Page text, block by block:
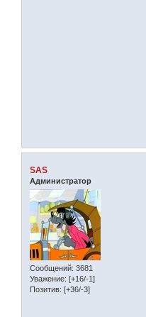
SAS
Администратор
Сообщений: 3681
Уважение: [+16/-1]
Позитив: [+36/-3]